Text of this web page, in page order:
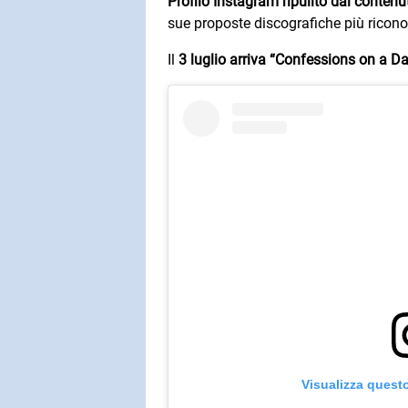
sue proposte discografiche più
3 luglio arriva “Confessions on a
Visualizza